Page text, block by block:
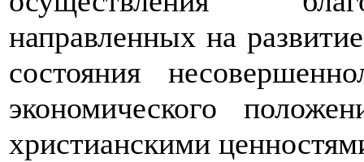
направленных на
состояния
экономического
христианскими